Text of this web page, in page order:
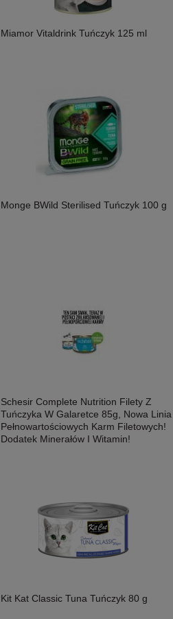
Shakery Sticks Kurczak I
Z Kocimiętką I Szałwią 50g,
Miękkie Paluszki Dla Kota!
Miamor Vitaldrink Tuńczyk 125 ml
Monge BWild Sterilised Tuńczyk 100 g
Schesir Complete Nutrition Filety Z
Tuńczyka W Galaretce 85g, Nowa Linia
Pełnowartościowych Karm Filetowych!
Dodatek Minerałów I Witamin!
Kit Kat Classic Tuna Tuńczyk 80 g